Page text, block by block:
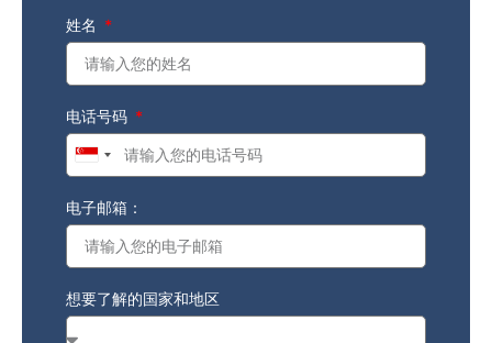
姓名
电话号码
Singapore
电子邮箱：
想要了解的国家和地区